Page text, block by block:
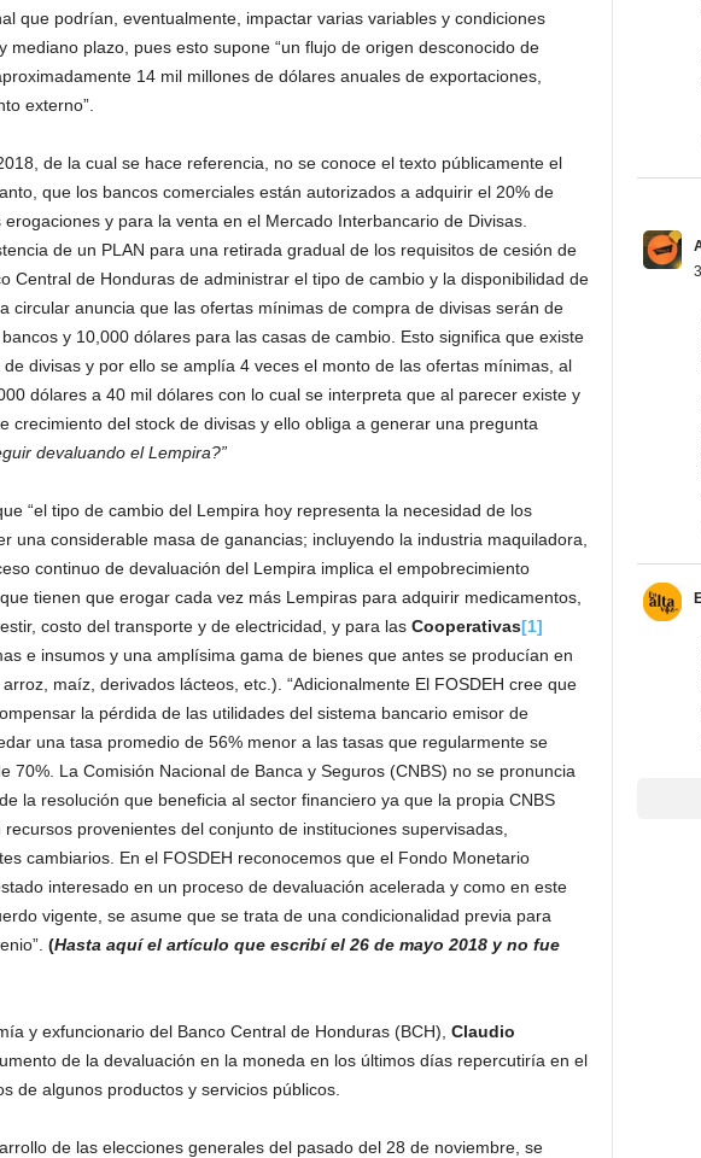
que podrían, eventualmente, impactar varias variables y condiciones
mediano plazo, pues esto supone “un flujo de origen desconocido de
14 mil millones de dólares anuales de exportaciones,
externo”.
de la cual se hace referencia, no se conoce el texto públicamente el
que los bancos comerciales están autorizados a adquirir el 20% de
y para la venta en el Mercado Interbancario de Divisas.
de un PLAN para una retirada gradual de los requisitos de cesión de
Central de Honduras de administrar el tipo de cambio y la disponibilidad de
circular anuncia que las ofertas mínimas de compra de divisas serán de
y 10,000 dólares para las casas de cambio. Esto significa que existe
divisas y por ello se amplía 4 veces el monto de las ofertas mínimas, al
dólares a 40 mil dólares con lo cual se interpreta que al parecer existe y
crecimiento del stock de divisas y ello obliga a generar una pregunta
devaluando el Lempira?”
“el tipo de cambio del Lempira hoy representa la necesidad de los
una considerable masa de ganancias; incluyendo la industria maquiladora,
continuo de devaluación del Lempira implica el empobrecimiento
tienen que erogar cada vez más Lempiras para adquirir medicamentos,
costo del transporte y de electricidad, y para las Cooperativas[1]
e insumos y una amplísima gama de bienes que antes se producían en
maíz, derivados lácteos, etc.). “Adicionalmente El FOSDEH cree que
la pérdida de las utilidades del sistema bancario emisor de
una tasa promedio de 56% menor a las tasas que regularmente se
70%. La Comisión Nacional de Banca y Seguros (CNBS) no se pronuncia
la resolución que beneficia al sector financiero ya que la propia CNBS
provenientes del conjunto de instituciones supervisadas,
cambiarios. En el FOSDEH reconocemos que el Fondo Monetario
interesado en un proceso de devaluación acelerada y como en este
vigente, se asume que se trata de una condicionalidad previa para
(Hasta aquí el artículo que escribí el 26 de mayo 2018 y no fue
y exfuncionario del Banco Central de Honduras (BCH), Claudio
de la devaluación en la moneda en los últimos días repercutiría en el
de algunos productos y servicios públicos.
de las elecciones generales del pasado del 28 de noviembre, se